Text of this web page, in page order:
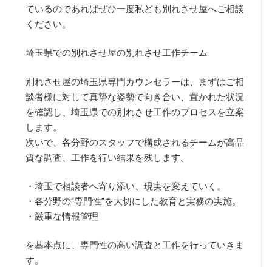
ているのであればぜひ一度私ども別れさせ屋へご相談
ください。
埼玉県での別れさせ屋の別れさせ工作チーム
別れさせ屋の埼玉県専門カウンセラーは、まずはご相
談者様に対して真摯な姿勢で向き合い、置かれた状況
を確認し、埼玉県での別れさせ工作のプロセスを立案
します。
次いで、各分野のスタッフで構成されるチームが高品
質な調査、工作を行い結果を残します。
・埼玉で相談者へ寄り添い、現実を変えていく。
・各分野の“専門性”を大切にした教育と実務の実施。
・厳重な情報管理
を基本点に、専門性の高い調査と工作を行っていきま
す。